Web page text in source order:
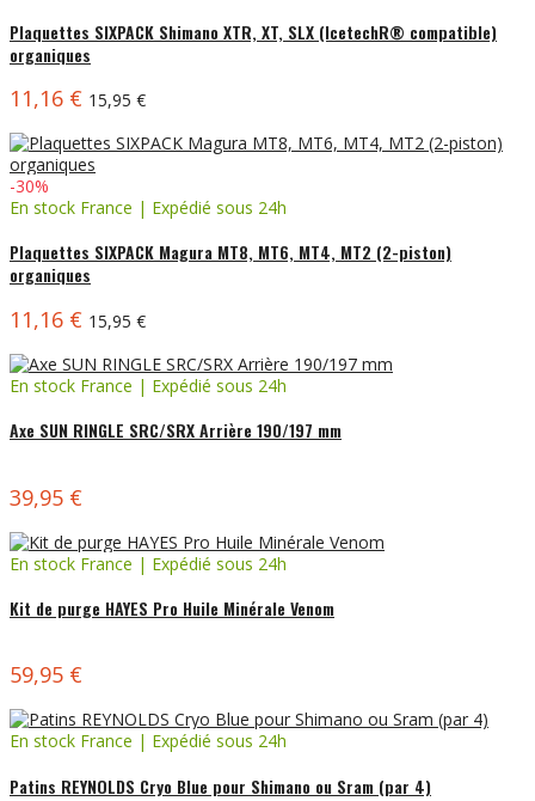
Plaquettes SIXPACK Shimano XTR, XT, SLX (IcetechR® compatible)
organiques
11,16 € 15,95 €
-30%
En stock France | Expédié sous 24h
Plaquettes SIXPACK Magura MT8, MT6, MT4, MT2 (2-piston)
organiques
11,16 € 15,95 €
En stock France | Expédié sous 24h
Axe SUN RINGLE SRC/SRX Arrière 190/197 mm
39,95 €
En stock France | Expédié sous 24h
Kit de purge HAYES Pro Huile Minérale Venom
59,95 €
En stock France | Expédié sous 24h
Patins REYNOLDS Cryo Blue pour Shimano ou Sram (par 4)